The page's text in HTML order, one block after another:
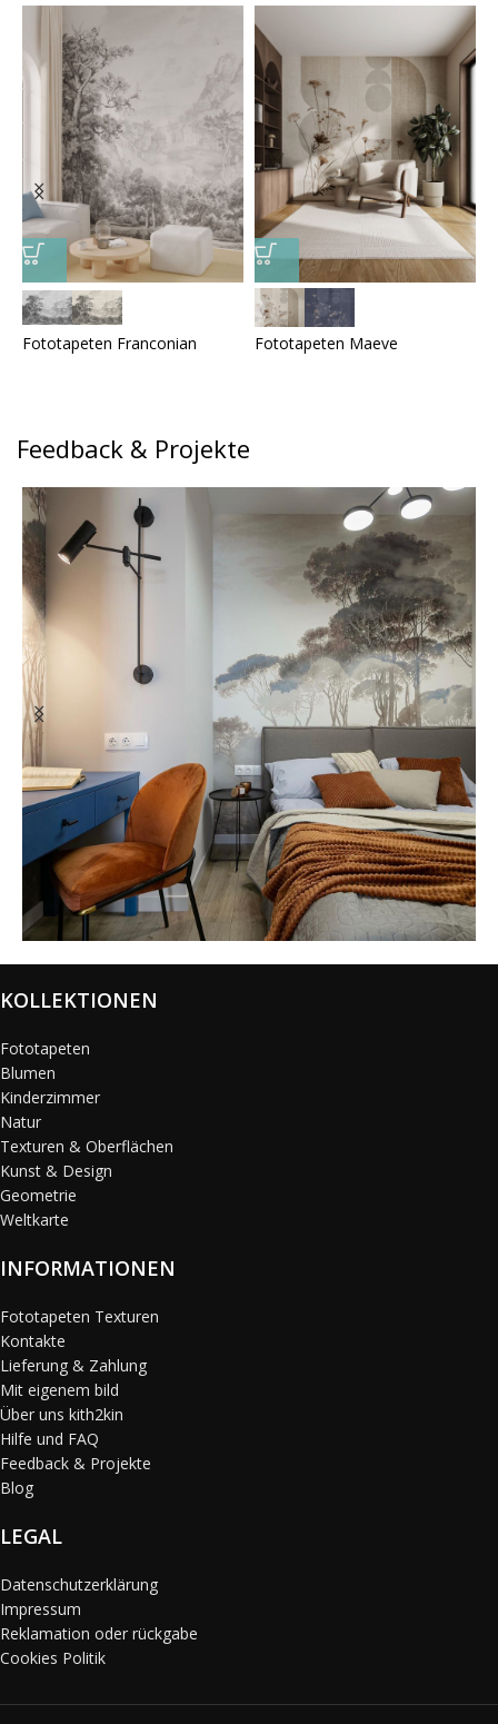
Fototapeten Franconian Fototapeten Maeve
Feedback & Projekte
@karols_interiors
KOLLEKTIONEN
Fototapeten
Blumen
Kinderzimmer
Natur
Texturen & Oberflächen
Kunst & Design
Geometrie
Weltkarte
INFORMATIONEN
Fototapeten Texturen
Kontakte
Lieferung & Zahlung
Mit eigenem bild
Über uns kith2kin
Hilfe und FAQ
Feedback & Projekte
Blog
LEGAL
Datenschutzerklärung
Impressum
Reklamation oder rückgabe
Cookies Politik